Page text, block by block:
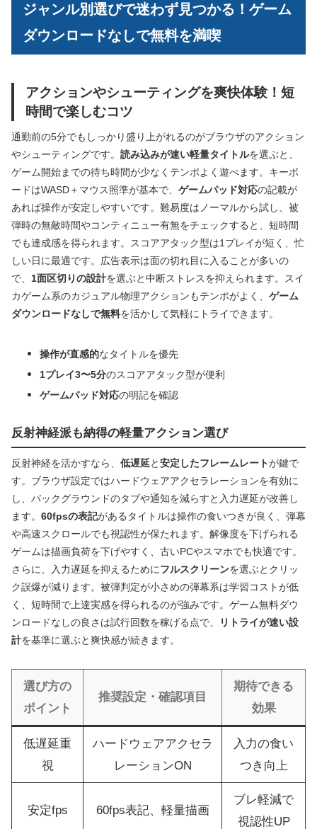
ジャンル別選びで迷わず見つかる！ゲーム
ダウンロードなしで無料を満喫
アクションやシューティングを爽快体験！短
時間で楽しむコツ
通勤前の5分でもしっかり盛り上がれるのがブラウザのアクション
やシューティングです。 読み込みが速い軽量タイトルを選ぶと、
ゲーム開始までの待ち時間が少なくテンポよく遊べます。キーボ
ードはWASD＋マウス照準が基本で、 ゲームパッド対応の記載が
あれば操作が安定しやすいです。難易度はノーマルから試し、被
弾時の無敵時間やコンティニュー有無をチェックすると、短時間
でも達成感を得られます。スコアアタック型は1プレイが短く、忙
しい日に最適です。広告表示は面の切れ目に入ることが多いの
で、 1面区切りの設計を選ぶと中断ストレスを抑えられます。スイ
カゲーム系のカジュアル物理アクションもテンポがよく、 ゲーム
ダウンロードなしで無料を活かして気軽にトライできます。
操作が直感的なタイトルを優先
1プレイ3〜5分のスコアアタック型が便利
ゲームパッド対応の明記を確認
反射神経派も納得の軽量アクション選び
反射神経を活かすなら、 低遅延と安定したフレームレートが鍵で
す。ブラウザ設定ではハードウェアアクセラレーションを有効に
し、バックグラウンドのタブや通知を減らすと入力遅延が改善し
ます。 60fpsの表記があるタイトルは操作の食いつきが良く、弾幕
や高速スクロールでも視認性が保たれます。解像度を下げられる
ゲームは描画負荷を下げやすく、古いPCやスマホでも快適です。
さらに、入力遅延を抑えるためにフルスクリーンを選ぶとクリッ
ク誤爆が減ります。被弾判定が小さめの弾幕系は学習コストが低
く、短時間で上達実感を得られるのが強みです。ゲーム無料ダウ
ンロードなしの良さは試行回数を稼げる点で、
リトライが速い設
計を基準に選ぶと爽快感が続きます。
選び方の
ポイント
推奨設定・確認項目
期待できる
効果
低遅延重
視
ハードウェアアクセラ
レーションON
入力の食い
つき向上
安定fps 60fps表記、軽量描画
ブレ軽減で
視認性UP